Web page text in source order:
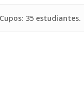
Cupos: 35 estudiantes.